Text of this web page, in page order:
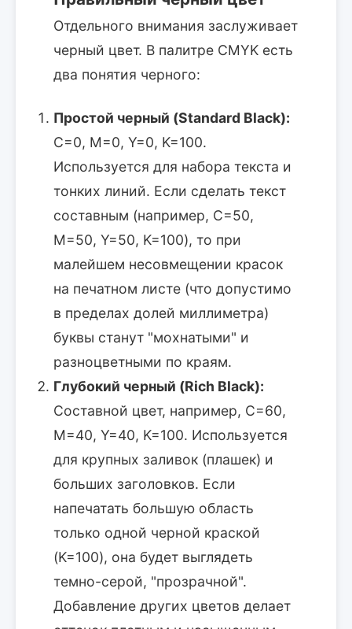
Отдельного внимания заслуживает
черный цвет. В палитре CMYK есть
два понятия черного:
Простой черный (Standard Black):
C=0, M=0, Y=0, K=100.
Используется для набора текста и
тонких линий. Если сделать текст
составным (например, C=50,
M=50, Y=50, K=100), то при
малейшем несовмещении красок
на печатном листе (что допустимо
в пределах долей миллиметра)
буквы станут "мохнатыми" и
разноцветными по краям.
Глубокий черный (Rich Black):
Составной цвет, например, C=60,
M=40, Y=40, K=100. Используется
для крупных заливок (плашек) и
больших заголовков. Если
напечатать большую область
только одной черной краской
(K=100), она будет выглядеть
темно-серой, "прозрачной".
Добавление других цветов делает